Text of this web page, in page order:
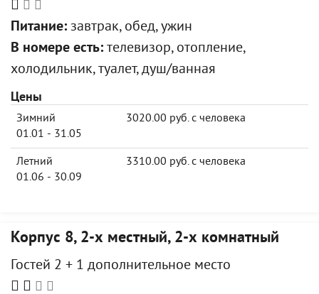
Питание: завтрак, обед, ужин
В номере есть: телевизор, отопление,
холодильник, туалет, душ/ванная
Цены
Зимний
01.01 - 31.05
3020.00 руб. с человека
Летний
01.06 - 30.09
3310.00 руб. с человека
Корпус 8, 2-х местный, 2-х комнатный
Гостей 2 + 1 дополнительное место